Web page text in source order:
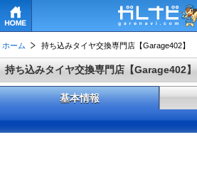
ホーム 持ち込みタイヤ交換専門店【Garage402】
持ち込みタイヤ交換専門店【Garage402】
基本情報